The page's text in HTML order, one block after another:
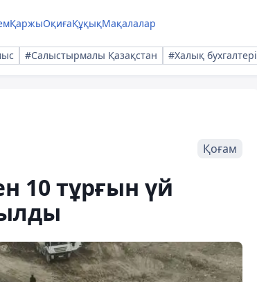
ҚаржыОқиғаҚұқықМақалалар
#Салыстырмалы Қазақстан #Халық бухгалтері
Қоғам
10 тұрғын үй